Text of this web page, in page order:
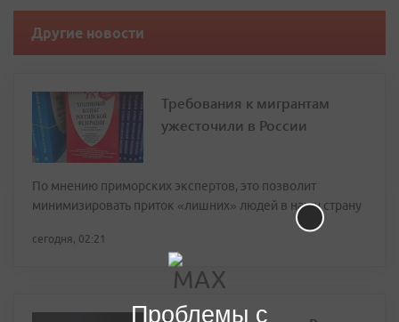
Другие новости
Требования к мигрантам
ужесточили в России
По мнению приморских экспертов, это позволит
минимизировать приток «лишних» людей в нашу страну
сегодня, 02:21
Проблемы с